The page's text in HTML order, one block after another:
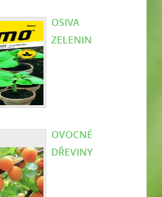
OSIVA
ZELENIN
OVOCNÉ
DŘEVINY